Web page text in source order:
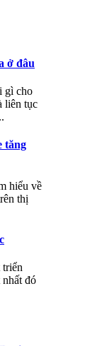
ở đâu
gì cho
liên tục
tăng
hiểu về
thị
triển
đó